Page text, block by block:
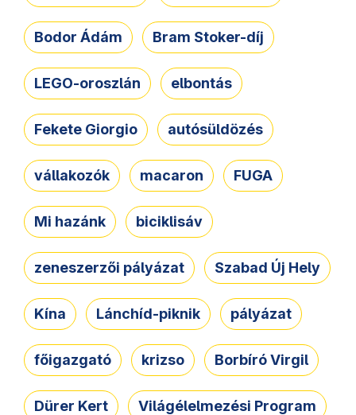
Bodor Ádám Bram Stoker-díj
LEGO-oroszlán elbontás
Fekete Giorgio autósüldözés
vállakozók macaron FUGA
Mi hazánk biciklisáv
zeneszerzői pályázat Szabad Új Hely
Kína Lánchíd-piknik pályázat
főigazgató krizso Borbíró Virgil
Dürer Kert Világélelmezési Program